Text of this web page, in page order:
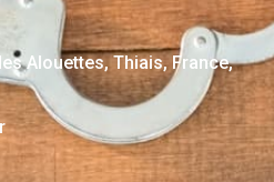
Alouettes, Thiais, France,